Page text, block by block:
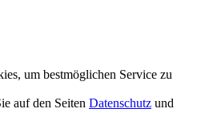
um bestmöglichen Service zu
auf den Seiten Datenschutz und